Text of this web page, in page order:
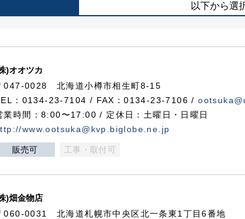
以下から選
)オオツカ
047-0028 北海道小樽市相生町8-15
：0134-23-7104 / FAX：0134-23-7106 /
業時間：8:00〜17:00 / 定休日：土曜日・日曜日
www.ootsuka@kvp.biglobe.ne.jp
販売可 工事・取付可
)畑金物店
060-0031 北海道札幌市中央区北一条東1丁目6番地